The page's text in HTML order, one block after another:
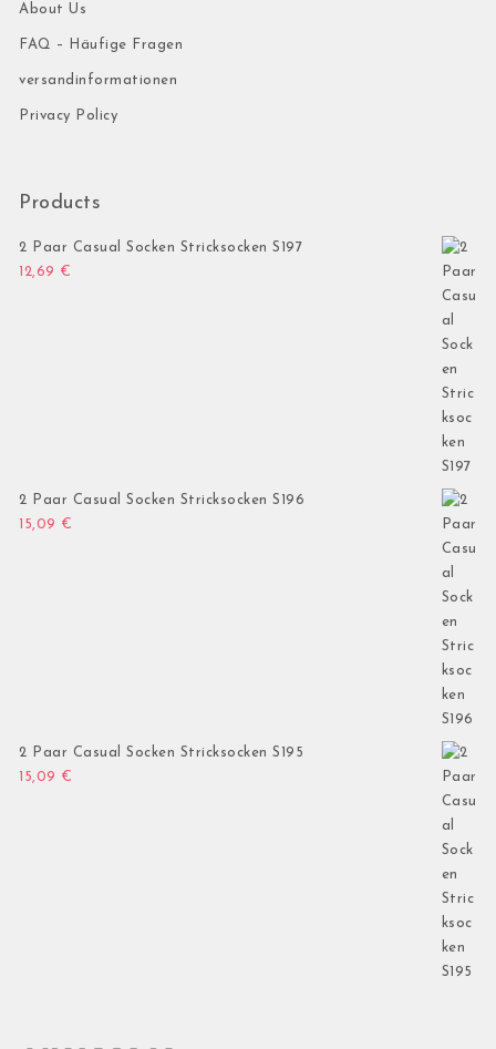
About Us
FAQ – Häufige Fragen
versandinformationen
Privacy Policy
Products
2 Paar Casual Socken Stricksocken S197
12,69 €
2 Paar Casual Socken Stricksocken S196
15,09 €
2 Paar Casual Socken Stricksocken S195
15,09 €